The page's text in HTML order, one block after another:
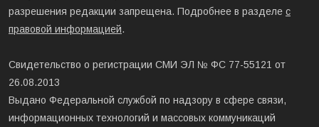
разрешения редакции запрещена. Подробнее в разделе с
правовой информацией.
Свидетельство о регистрации СМИ ЭЛ № ФС 77-55121 от
26.08.2013
Выдано Федеральной службой по надзору в сфере связи,
информационных технологий и массовых коммуникаций